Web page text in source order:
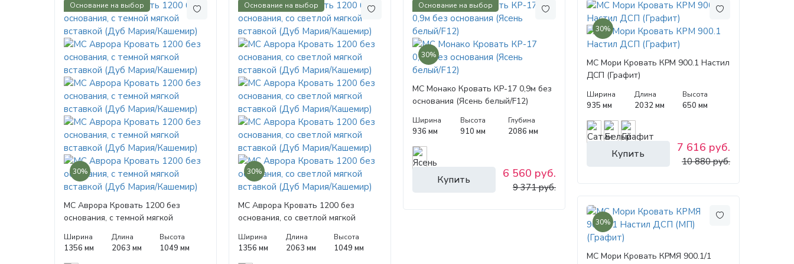
Основание на выбор
30%
МС Аврора Кровать 1200 без
основания, с темной мягкой
Ширина
1356 мм
Длина
2063 мм
Высота
1049 мм
Основание на выбор
30%
МС Аврора Кровать 1200 без
основания, со светлой мягкой
Ширина
1356 мм
Длина
2063 мм
Высота
1049 мм
Основание на выбор
30%
МС Монако Кровать КР-17 0,9м без
основания (Ясень белый/F12)
Ширина
936 мм
Высота
910 мм
Глубина
2086 мм
Купить 6 560 руб.
9 371 руб.
30%
МС Мори Кровать КРМ 900.1 Настил
ДСП (Графит)
Ширина
935 мм
Длина
2032 мм
Высота
650 мм
Купить 7 616 руб.
10 880 руб.
30%
МС Мори Кровать КРМЯ 900.1/1